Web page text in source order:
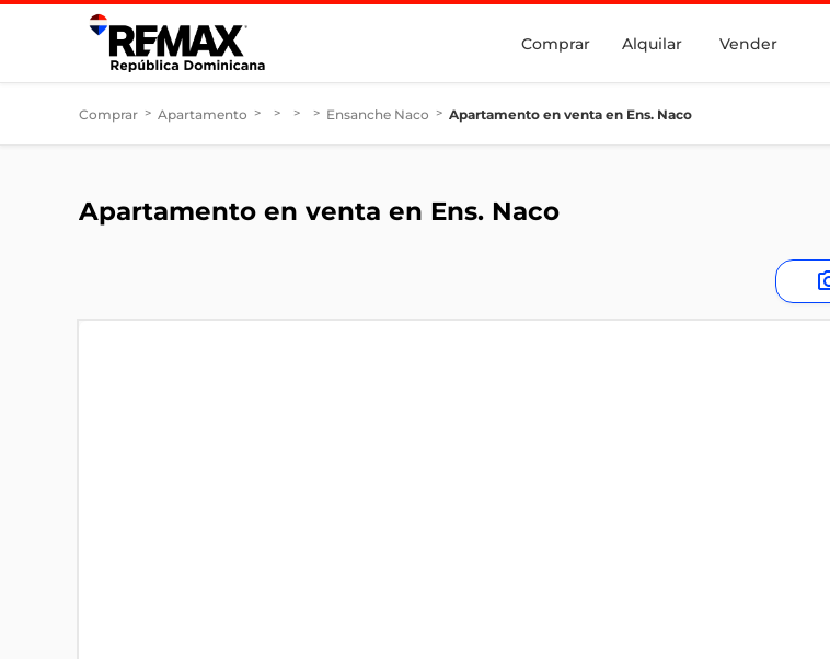
Comprar Alquilar Vender
Comprar > Apartamento > > > > Ensanche Naco > Apartamento en venta en Ens. Naco
Apartamento en venta en Ens. Naco